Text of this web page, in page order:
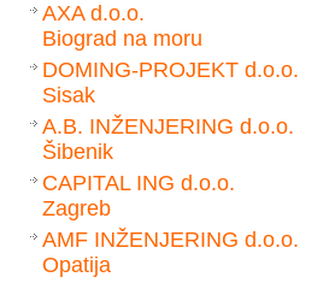
AXA d.o.o.
Biograd na moru
DOMING-PROJEKT d.o.o.
Sisak
A.B. INŽENJERING d.o.o.
Šibenik
CAPITAL ING d.o.o.
Zagreb
AMF INŽENJERING d.o.o.
Opatija